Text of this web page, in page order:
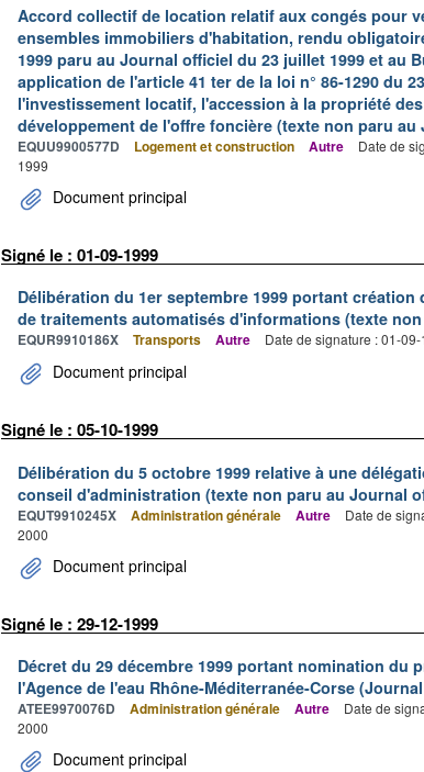
Accord collectif de location relatif aux congés pour
ensembles immobiliers d'habitation, rendu
1999 paru au Journal officiel du 23 juillet 1999 et au
application de l'article 41 ter de la loi n° 86-1290 du
l'investissement locatif, l'accession à la propriété
développement de l'offre foncière (texte non paru au
EQUU9900577D Logement et construction Autre Date de
1999
Document principal
Signé le : 01-09-1999
Délibération du 1er septembre 1999 portant
de traitements automatisés d'informations (texte
EQUR9910186X Transports Autre Date de signature : 01-
Document principal
Signé le : 05-10-1999
Délibération du 5 octobre 1999 relative à une
conseil d'administration (texte non paru au Journal
EQUT9910245X Administration générale Autre Date de
2000
Document principal
Signé le : 29-12-1999
Décret du 29 décembre 1999 portant nomination
l'Agence de l'eau Rhône-Méditerranée-Corse
ATEE9970076D Administration générale Autre Date de
2000
Document principal